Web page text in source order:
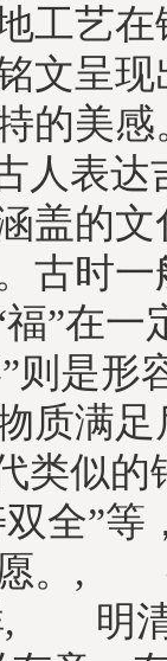
工艺
文呈
特的
人表
盖的
古时
”在一
则是形
质满
类似的
全”等
愿。,
明清